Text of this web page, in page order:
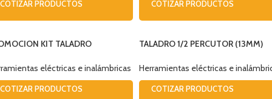
COTIZAR PRODUCTOS COTIZAR PRODUCTOS
KIT TALADRO
HD455KA-B2C
eléctricas e inalámbricas
COTIZAR PRODUCTOS
TALADRO 1/2 PERCUTOR (13MM)
Herramientas eléctricas e
COTIZAR PRODUCTOS